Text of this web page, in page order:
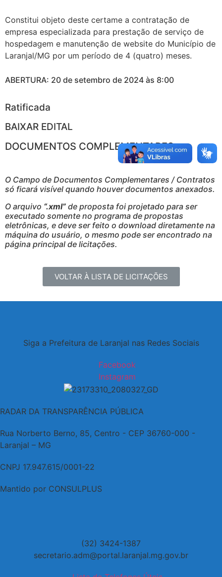
Constitui objeto deste certame a contratação de
empresa especializada para prestação de serviço de
hospedagem e manutenção de website do Município de
Laranjal/MG por um período de 4 (quatro) meses.
ABERTURA: 20 de setembro de 2024 às 8:00
Ratificada
BAIXAR EDITAL
DOCUMENTOS COMPLEMENTARES
O Campo de Documentos Complementares / Contratos
só ficará visível quando houver documentos anexados.
O arquivo “.xml” de proposta foi projetado para ser
executado somente no programa de propostas
eletrônicas, e deve ser feito o download diretamente na
máquina do usuário, o mesmo pode ser encontrado na
página principal de licitações.
VOLTAR À LISTA DE LICITAÇÕES
Siga a Prefeitura de Laranjal nas Redes Sociais
Facebook
Instagram
RADAR DA TRANSPARÊNCIA PÚBLICA
Rua Norberto Berno, 85, Centro - CEP 36760-000 -
Laranjal – MG
CNPJ 17.947.615/0001-22
Mantido por CONSULPLUS
(32) 3424-1387
secretario.adm@portal.laranjal.mg.gov.br